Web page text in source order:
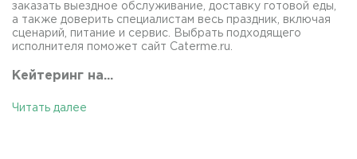
заказать выездное обслуживание, доставку готовой еды,
а также доверить специалистам весь праздник, включая
сценарий, питание и сервис. Выбрать подходящего
исполнителя поможет сайт Caterme.ru.
Кейтеринг на...
Читать далее